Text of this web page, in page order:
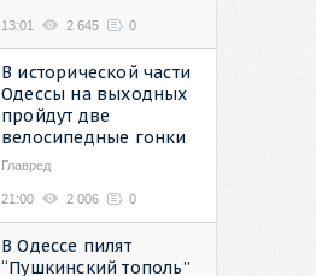
13:01 2 645 0
В исторической части
Одессы на выходных
пройдут две
велосипедные гонки
Главред
21:00 2 006 0
В Одессе пилят
“Пушкинский тополь”